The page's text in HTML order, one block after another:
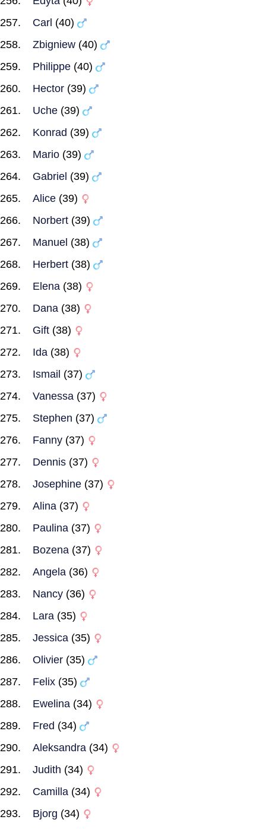
Carl (40)
Zbigniew (40)
Philippe (40)
Hector (39)
Uche (39)
Konrad (39)
Mario (39)
Gabriel (39)
Alice (39)
Norbert (39)
Manuel (38)
Herbert (38)
Elena (38)
Dana (38)
Gift (38)
Ida (38)
Ismail (37)
Vanessa (37)
Stephen (37)
Fanny (37)
Dennis (37)
Josephine (37)
Alina (37)
Paulina (37)
Bozena (37)
Angela (36)
Nancy (36)
Lara (35)
Jessica (35)
Olivier (35)
Felix (35)
Ewelina (34)
Fred (34)
Aleksandra (34)
Judith (34)
Camilla (34)
Bjorg (34)